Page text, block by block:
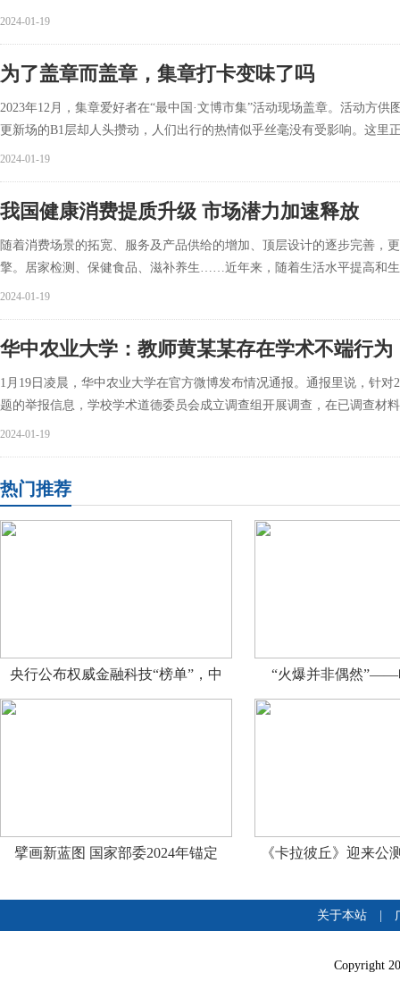
2024-01-19
为了盖章而盖章，集章打卡变味了吗
2023年12月，集章爱好者在“最中国·文博市集”活动现场盖章。活动方
更新场的B1层却人头攒动，人们出行的热情似乎丝毫没有受影响。这里
2024-01-19
我国健康消费提质升级 市场潜力加速释放
随着消费场景的拓宽、服务及产品供给的增加、顶层设计的逐步完善，
擎。居家检测、保健食品、滋补养生……近年来，随着生活水平提高和
2024-01-19
华中农业大学：教师黄某某存在学术不端行为
1月19日凌晨，华中农业大学在官方微博发布情况通报。通报里说，针
题的举报信息，学校学术道德委员会成立调查组开展调查，在已调查材
2024-01-19
热门推荐
央行公布权威金融科技“榜单”，中 “火爆并非偶然”——
擘画新蓝图 国家部委2024年锚定 《卡拉彼丘》迎来公
关于本站
Copyright